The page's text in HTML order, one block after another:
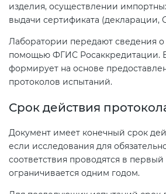
изделия, осуществлении
выдачи сертификата (декларации,
Лаборатории передают сведения
помощью ФГИС Росаккредитации.
формирует на основе
протоколов испытаний.
Срок действия
Документ имеет конечный срок
если исследования для
соответствия проводятся в
ограничивается одним годом.